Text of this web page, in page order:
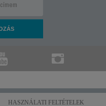
HASZNÁLATI FELTÉTELEK